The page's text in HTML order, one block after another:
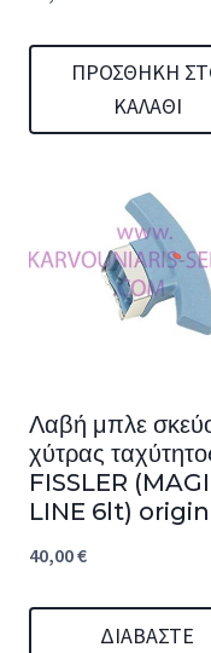
ΠΡΟΣΘΉΚΗ
ΚΑΛΆΘΙ
Λαβή μπλε
χύτρας
FISSLER
LINE 6lt)
40,00€
ΔΙΑΒΆΣΤΕ